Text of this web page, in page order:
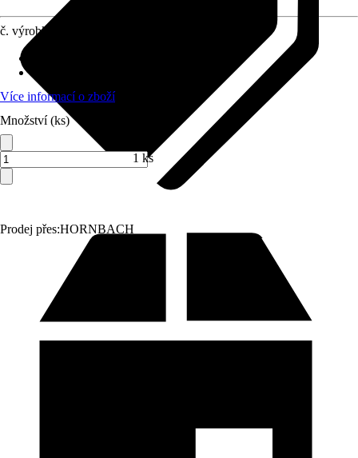
Prodej přes:HORNBACH
č. výrobku
Více informací o zboží
Množství (ks)
1 ks